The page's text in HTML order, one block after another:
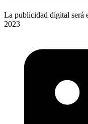
La publicidad digital será
2023